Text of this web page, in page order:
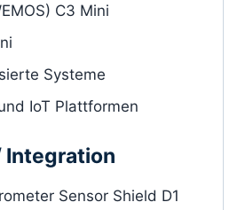
C3 Mini
Systeme
IoT Plattformen
Integration
Sensor Shield D1